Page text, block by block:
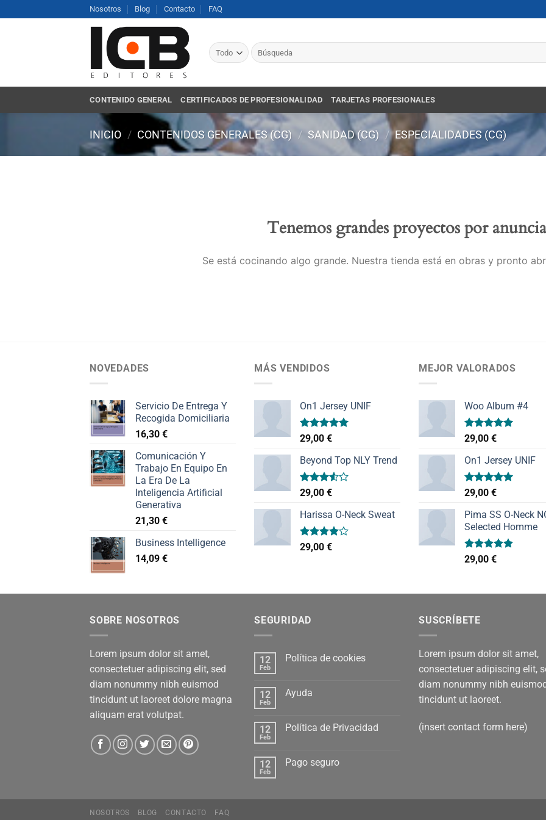
al
Nosotros Blog Contacto FAQ
Buscar
por:
CONTENIDO GENERAL CERTIFICADOS DE PROFESIONALIDAD TARJETAS PROFESIONALES
INICIO / CONTENIDOS GENERALES (CG) / SANIDAD (CG) / ESPECIALIDADES (CG)
Tenemos grandes proyectos por
Se está cocinando algo grande. Nuestra tienda está en obras y pronto
NOVEDADES
Servicio De Entrega Y
Recogida Domiciliaria
16,30 €
Comunicación Y
Trabajo En Equipo En
La Era De La
Inteligencia Artificial
Generativa
21,30 €
Business Intelligence
14,09 €
MÁS VENDIDOS
On1 Jersey UNIF
Valorado
con
de 5
29,00 €
Beyond Top NLY Trend
Valorado
con
3.50de
5
29,00 €
Harissa O-Neck Sweat
Valorado
con
29,00 €
MEJOR VALORADOS
Woo Album #4
Valorado
con
de 5
29,00 €
On1 Jersey UNIF
Valorado
con
de 5
29,00 €
Pima SS O-Neck
Selected Homme
Valorado
con
29,00 €
SOBRE NOSOTROS
Lorem ipsum dolor sit amet,
consectetuer adipiscing elit, sed
diam nonummy nibh euismod
tincidunt ut laoreet dolore magna
aliquam erat volutpat.
SEGURIDAD
12
Feb
Política de cookies
12
Feb
Ayuda
12
Feb
Política de Privacidad
12
Feb
Pago seguro
SUSCRÍBETE
Lorem ipsum dolor sit amet,
consectetuer adipiscing elit,
diam nonummy nibh
tincidunt ut laoreet.
(insert contact form here)
NOSOTROS BLOG CONTACTO FAQ